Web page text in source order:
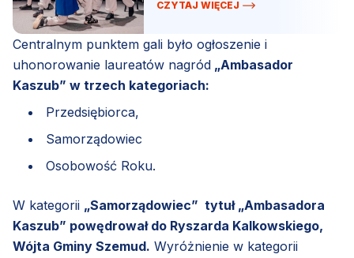
CZYTAJ WIĘCEJ
Centralnym punktem gali było ogłoszenie i
uhonorowanie laureatów nagród „Ambasador
Kaszub” w trzech kategoriach:
Przedsiębiorca,
Samorządowiec
Osobowość Roku.
W kategorii „Samorządowiec” tytuł „Ambasadora
Kaszub” powędrował do Ryszarda Kalkowskiego,
Wójta Gminy Szemud. Wyróżnienie w kategorii